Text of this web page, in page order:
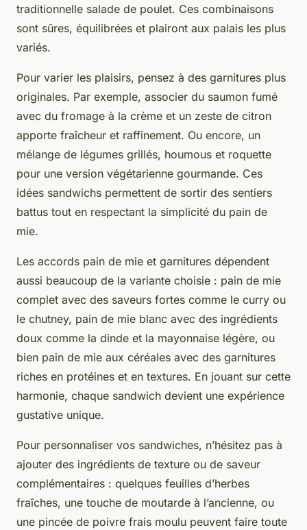
traditionnelle salade de poulet. Ces combinaisons
sont sûres, équilibrées et plairont aux palais les plus
variés.
Pour varier les plaisirs, pensez à des garnitures plus
originales. Par exemple, associer du saumon fumé
avec du fromage à la crème et un zeste de citron
apporte fraîcheur et raffinement. Ou encore, un
mélange de légumes grillés, houmous et roquette
pour une version végétarienne gourmande. Ces
idées sandwichs permettent de sortir des sentiers
battus tout en respectant la simplicité du pain de
mie.
Les accords pain de mie et garnitures dépendent
aussi beaucoup de la variante choisie : pain de mie
complet avec des saveurs fortes comme le curry ou
le chutney, pain de mie blanc avec des ingrédients
doux comme la dinde et la mayonnaise légère, ou
bien pain de mie aux céréales avec des garnitures
riches en protéines et en textures. En jouant sur cette
harmonie, chaque sandwich devient une expérience
gustative unique.
Pour personnaliser vos sandwiches, n’hésitez pas à
ajouter des ingrédients de texture ou de saveur
complémentaires : quelques feuilles d’herbes
fraîches, une touche de moutarde à l’ancienne, ou
une pincée de poivre frais moulu peuvent faire toute